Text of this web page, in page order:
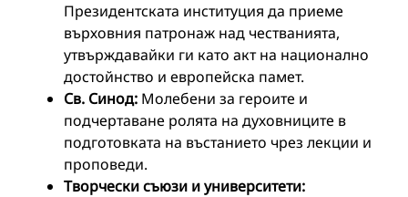
Президентската институция да приеме
върховния патронаж над честванията,
утвърждавайки ги като акт на национално
достойнство и европейска памет.
Св. Синод: Молебени за героите и
подчертаване ролята на духовниците в
подготовката на въстанието чрез лекции и
проповеди.
Творчески съюзи и университети: